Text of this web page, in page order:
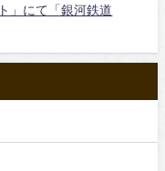
」にて「銀河鉄道